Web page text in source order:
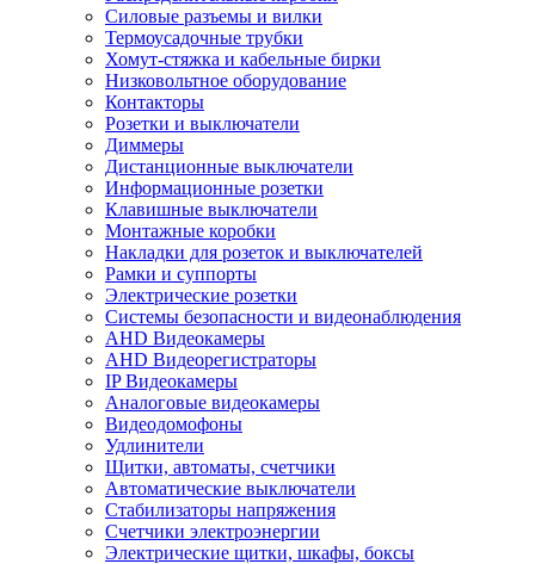
Силовые разъемы и вилки
Термоусадочные трубки
Хомут-стяжка и кабельные бирки
Низковольтное оборудование
Контакторы
Розетки и выключатели
Диммеры
Дистанционные выключатели
Информационные розетки
Клавишные выключатели
Монтажные коробки
Накладки для розеток и выключателей
Рамки и суппорты
Электрические розетки
Системы безопасности и видеонаблюдения
AHD Видеокамеры
AHD Видеорегистраторы
IP Видеокамеры
Аналоговые видеокамеры
Видеодомофоны
Удлинители
Щитки, автоматы, счетчики
Автоматические выключатели
Стабилизаторы напряжения
Счетчики электроэнергии
Электрические щитки, шкафы, боксы